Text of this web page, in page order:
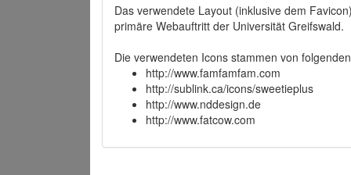
Das verwendete Layout (inklusive dem
primäre Webauftritt der Universität Greifswald.
Die verwendeten Icons stammen von
http://www.famfamfam.com
http://sublink.ca/icons/sweetieplus
http://www.nddesign.de
http://www.fatcow.com